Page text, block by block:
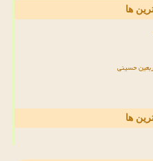
ها
حسینی
ها